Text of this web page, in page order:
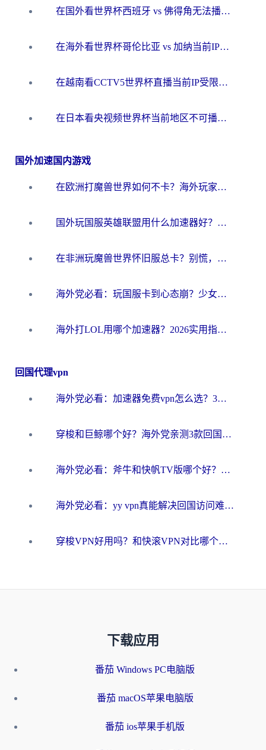
在国外看世界杯西班牙 vs 佛得角无法播放？这篇指南帮你解锁所有中文体育直播
在海外看世界杯哥伦比亚 vs 加纳当前IP受限制？这篇指南帮你流畅看中文解说赛事
在越南看CCTV5世界杯直播当前IP受限制？海外党体育观赛终极指南来了
在日本看央视频世界杯当前地区不可播放？海外党体育观赛终极指南
国外加速国内游戏
在欧洲打魔兽世界如何不卡？海外玩家的国服游戏加速终极攻略
国外玩国服英雄联盟用什么加速器好？海外党亲测有效的国服游戏加速指南
在非洲玩魔兽世界怀旧服总卡？别慌，这份指南帮你丝滑开荒
海外党必看：玩国服卡到心态崩？少女前线云图计划加速器免费推荐+碧蓝航线足球世界流畅攻略
海外打LOL用哪个加速器？2026实用指南：从延迟到设备适配，一篇解决你的国服游戏痛点
回国代理vpn
海外党必看：加速器免费vpn怎么选？3步教你无缝访问国内资源
穿梭和巨鲸哪个好？海外党亲测3款回国加速器，教你避开90%的坑
海外党必看：斧牛和快帆TV版哪个好？3分钟选对回国加速器，无缝刷B站、追热剧
海外党必看：yy vpn真能解决回国访问难题？附云极initap测评+免费方案对比
穿梭VPN好用吗？和快滚VPN对比哪个回国效果更好？海外党选回国加速器必看指南
下载应用
番茄 Windows PC电脑版
番茄 macOS苹果电脑版
番茄 ios苹果手机版